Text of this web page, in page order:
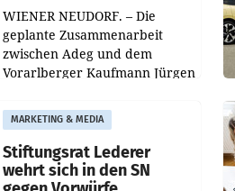
WIENER NEUDORF. – Die
geplante Zusammenarbeit
zwischen Adeg und dem
Vorarlberger Kaufmann Jürgen
freigegeben: Die
Bundeswettbewerbsbehörde
und der Bundeskartellanwalt
MARKETING & MEDIA
Stiftungsrat Lederer
wehrt sich in den SN